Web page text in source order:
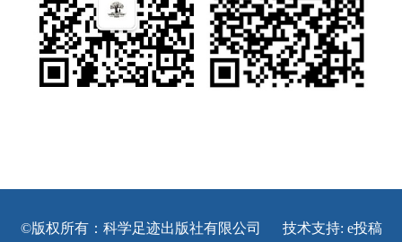
©版权所有：科学足迹出版社有限公司 技术支持: e投稿